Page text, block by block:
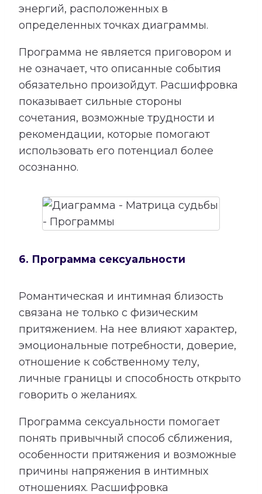
энергий, расположенных в
определенных точках диаграммы.
Программа не является приговором и
не означает, что описанные события
обязательно произойдут. Расшифровка
показывает сильные стороны
сочетания, возможные трудности и
рекомендации, которые помогают
использовать его потенциал более
осознанно.
6. Программа сексуальности
Романтическая и интимная близость
связана не только с физическим
притяжением. На нее влияют характер,
эмоциональные потребности, доверие,
отношение к собственному телу,
личные границы и способность открыто
говорить о желаниях.
Программа сексуальности помогает
понять привычный способ сближения,
особенности притяжения и возможные
причины напряжения в интимных
отношениях. Расшифровка